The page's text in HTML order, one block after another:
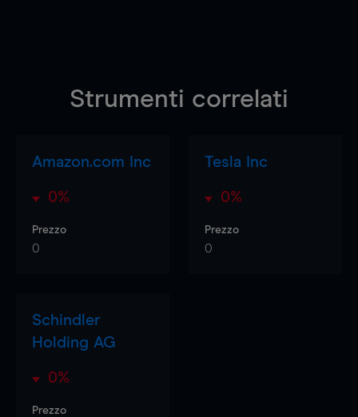
Strumenti correlati
Amazon.com Inc
0%
Prezzo
0
Tesla Inc
0%
Prezzo
0
Schindler
Holding AG
0%
Prezzo